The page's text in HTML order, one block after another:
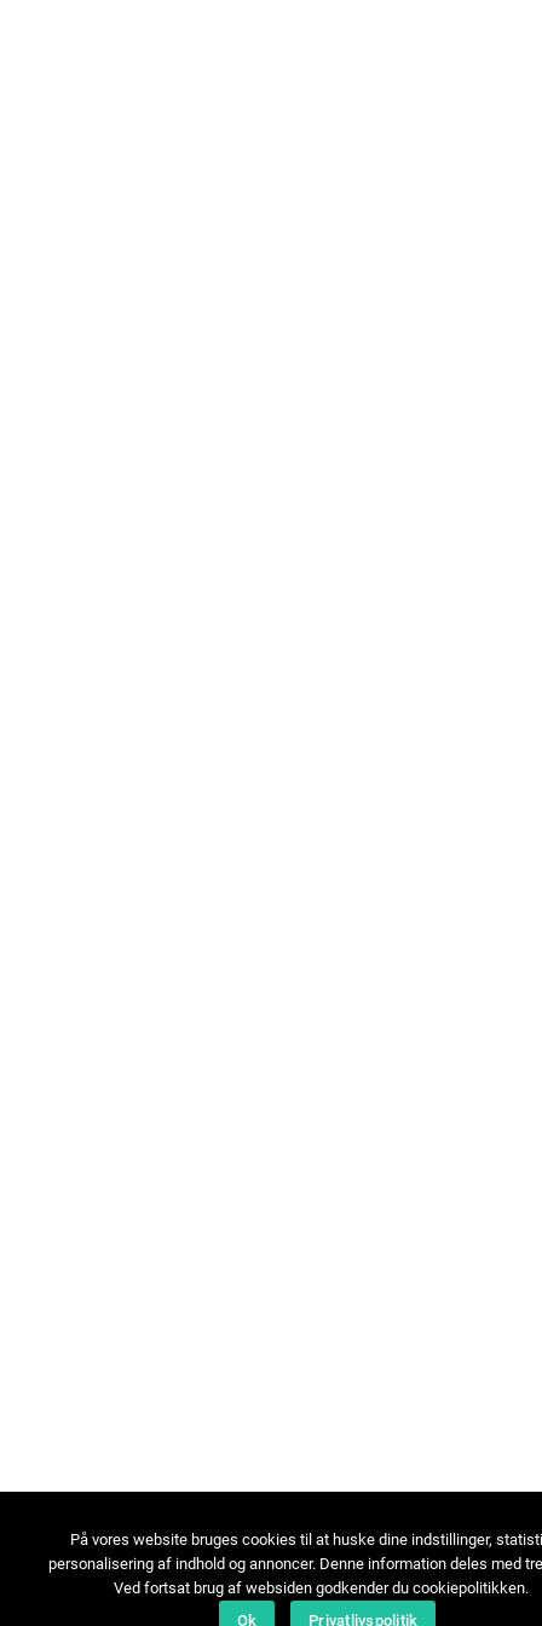
På vores website bruges cookies til at huske dine indstillinger,
personalisering af indhold og annoncer. Denne information deles med
Ved fortsat brug af websiden godkender du cookiepolitikken.
Ok
Privatlivspolitik